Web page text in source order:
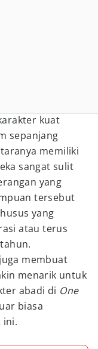
kuat
sepanjang
memiliki
sangat sulit
yang
tersebut
yang
atau terus
membuat
menarik untuk
abadi di One
biasa
ini.